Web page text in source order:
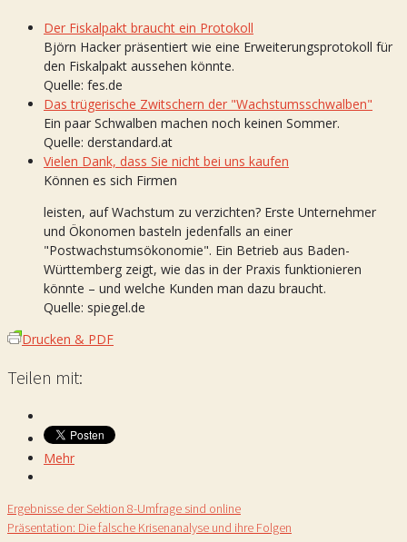
Der Fiskalpakt braucht ein Protokoll
Björn Hacker präsentiert wie eine Erweiterungsprotokoll für
den Fiskalpakt aussehen könnte.
Quelle: fes.de
Das trügerische Zwitschern der "Wachstumsschwalben"
Ein paar Schwalben machen noch keinen Sommer.
Quelle: derstandard.at
Vielen Dank, dass Sie nicht bei uns kaufen
Können es sich Firmen
leisten, auf Wachstum zu verzichten? Erste Unternehmer
und Ökonomen basteln jedenfalls an einer
"Postwachstumsökonomie". Ein Betrieb aus Baden-
Württemberg zeigt, wie das in der Praxis funktionieren
könnte – und welche Kunden man dazu braucht.
Quelle: spiegel.de
Drucken & PDF
Teilen mit:
Mehr
Ergebnisse der Sektion 8-Umfrage sind online
Präsentation: Die falsche Krisenanalyse und ihre Folgen